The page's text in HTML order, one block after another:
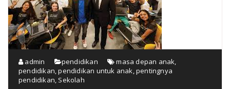
admin pendidikan masa depan anak,
pendidikan,pendidikan untuk anak,pentingnya
pendidikan, Sekolah